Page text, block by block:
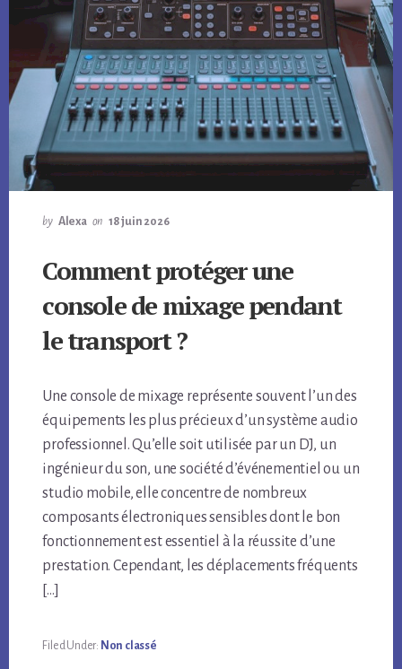
by Alexa on 18 juin 2026
Comment protéger une
console de mixage pendant
le transport ?
Une console de mixage représente souvent l’un des
équipements les plus précieux d’un système audio
professionnel. Qu’elle soit utilisée par un DJ, un
ingénieur du son, une société d’événementiel ou un
studio mobile, elle concentre de nombreux
composants électroniques sensibles dont le bon
fonctionnement est essentiel à la réussite d’une
prestation. Cependant, les déplacements fréquents
[…]
Filed Under: Non classé